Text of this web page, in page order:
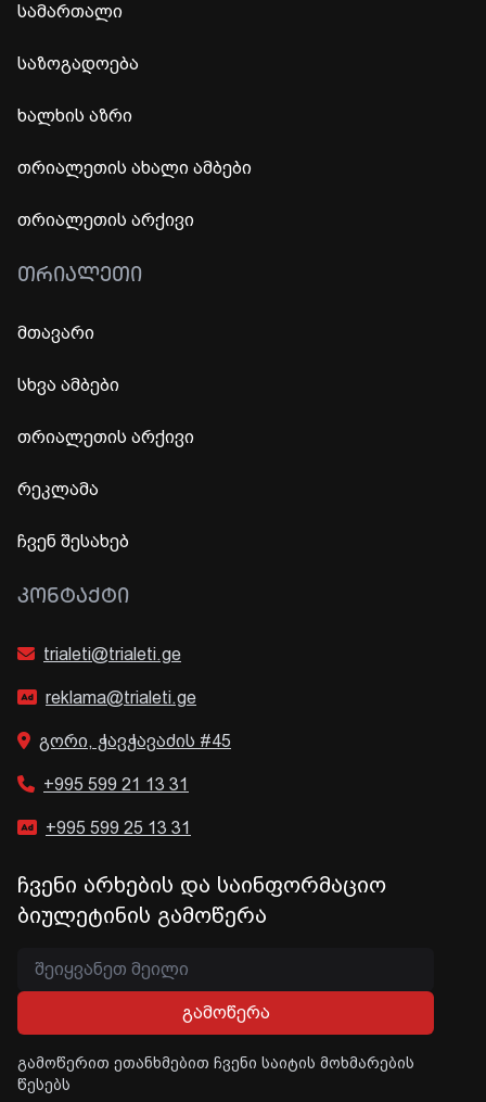
სამართალი
საზოგადოება
ხალხის აზრი
თრიალეთის ახალი ამბები
თრიალეთის არქივი
ᲗᲠᲘᲐᲚᲔᲗᲘ
მთავარი
სხვა ამბები
თრიალეთის არქივი
რეკლამა
ჩვენ შესახებ
ᲙᲝᲜᲢᲐᲥᲢᲘ
trialeti@trialeti.ge
reklama@trialeti.ge
გორი, ჭავჭავაძის #45
+995 599 21 13 31
+995 599 25 13 31
ჩვენი არხების და საინფორმაციო
ბიულეტინის გამოწერა
გამოწერა
გამოწერით ეთანხმებით ჩვენი საიტის მოხმარების
წესებს